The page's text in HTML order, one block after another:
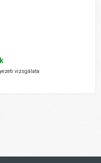
vizsgálata